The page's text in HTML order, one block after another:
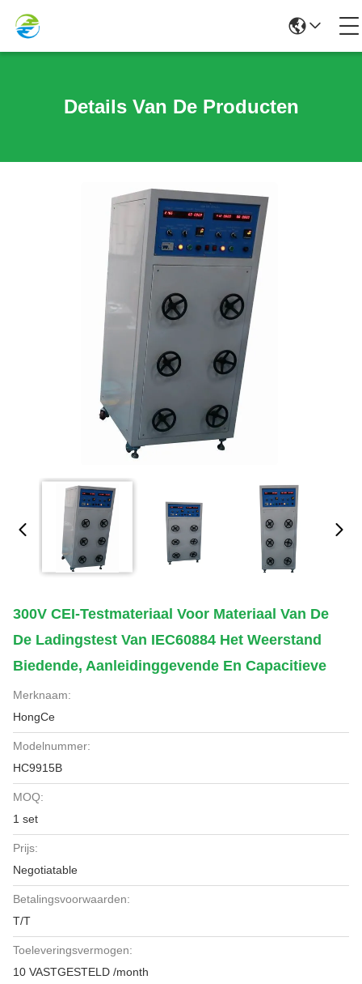
Details Van De Producten
300V CEI-Testmateriaal Voor Materiaal Van De
De Ladingstest Van IEC60884 Het Weerstand
Biedende, Aanleidinggevende En Capacitieve
Merknaam:
HongCe
Modelnummer:
HC9915B
MOQ:
1 set
Prijs:
Negotiatable
Betalingsvoorwaarden:
T/T
Toeleveringsvermogen:
10 VASTGESTELD /month